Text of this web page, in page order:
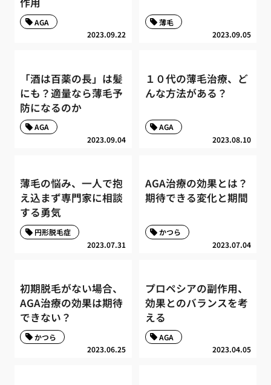
2023.09.22
AGA
2023.09.05
薄毛
「酒は百薬の長」は髪
にも？適量なら薄毛予
防になるのか
2023.09.04
AGA
１０代の薄毛治療、ど
んな方法がある？
2023.08.10
AGA
薄毛の悩み、一人で抱
え込まず専門家に相談
する勇気
2023.07.31
円形脱毛症
AGA治療の効果とは？
期待できる変化と期間
2023.07.04
かつら
初期脱毛がない場合、
AGA治療の効果は期待
できない？
2023.06.25
かつら
プロペシアの副作用、
効果とのバランスを考
える
2023.04.05
AGA